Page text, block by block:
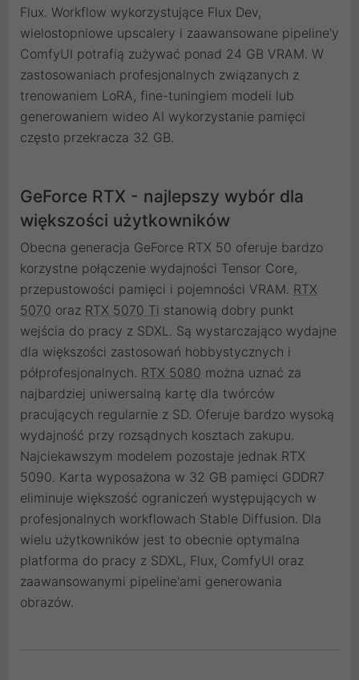
Flux. Workflow wykorzystujące Flux Dev,
wielostopniowe upscalery i zaawansowane pipeline'y
ComfyUI potrafią zużywać ponad 24 GB VRAM. W
zastosowaniach profesjonalnych związanych z
trenowaniem LoRA, fine-tuningiem modeli lub
generowaniem wideo AI wykorzystanie pamięci
często przekracza 32 GB.
GeForce RTX - najlepszy wybór dla
większości użytkowników
Obecna generacja GeForce RTX 50 oferuje bardzo
korzystne połączenie wydajności Tensor Core,
przepustowości pamięci i pojemności VRAM. RTX
5070 oraz RTX 5070 Ti stanowią dobry punkt
wejścia do pracy z SDXL. Są wystarczająco wydajne
dla większości zastosowań hobbystycznych i
półprofesjonalnych. RTX 5080 można uznać za
najbardziej uniwersalną kartę dla twórców
pracujących regularnie z SD. Oferuje bardzo wysoką
wydajność przy rozsądnych kosztach zakupu.
Najciekawszym modelem pozostaje jednak RTX
5090. Karta wyposażona w 32 GB pamięci GDDR7
eliminuje większość ograniczeń występujących w
profesjonalnych workflowach Stable Diffusion. Dla
wielu użytkowników jest to obecnie optymalna
platforma do pracy z SDXL, Flux, ComfyUI oraz
zaawansowanymi pipeline'ami generowania
obrazów.